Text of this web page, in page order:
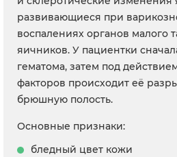
развивающиеся при
воспалениях органов малого
яичников. У пациентки
гематома, затем под
факторов происходит её
брюшную полость.
Основные признаки:
бледный цвет кожи